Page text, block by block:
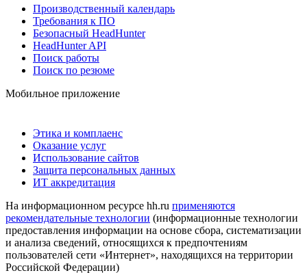
Производственный календарь
Требования к ПО
Безопасный HeadHunter
HeadHunter API
Поиск работы
Поиск по резюме
Мобильное приложение
Этика и комплаенс
Оказание услуг
Использование сайтов
Защита персональных данных
ИТ аккредитация
На информационном ресурсе hh.ru применяются
рекомендательные технологии (информационные технологии
предоставления информации на основе сбора, систематизации
и анализа сведений, относящихся к предпочтениям
пользователей сети «Интернет», находящихся на территории
Российской Федерации)